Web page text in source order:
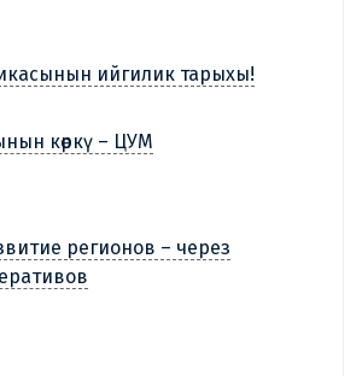
ийгилик тарыхы!
көркү – ЦУМ
регионов – через